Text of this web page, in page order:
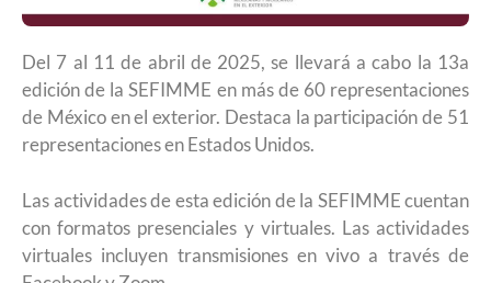
Del 7 al 11 de abril de 2025, se llevará a cabo la 13a
edición de la SEFIMME en más de 60 representaciones
de México en el exterior. Destaca la participación de 51
representaciones en Estados Unidos.
Las actividades de esta edición de la SEFIMME cuentan
con formatos presenciales y virtuales. Las actividades
virtuales incluyen transmisiones en vivo a través de